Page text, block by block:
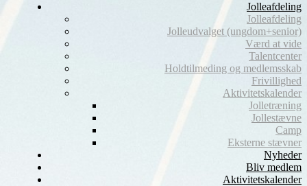
Jolleafdeling
Jolleafdeling
Jolleudvalget (ungdom+senior)
Værd at vide
Talentcenter
Holdtilmeding og medlemsskab
Frivillighed
Aktivitetskalender
Jolletræning
Jollestævne
Camp
Eksterne stævner
Nyheder
Bliv medlem
Aktivitetskalender